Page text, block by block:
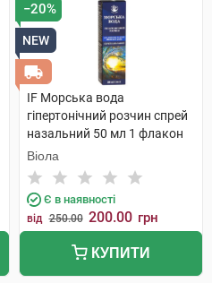
−20%
NEW
IF Морська вода
гіпертонічний розчин спрей
назальний 50 мл 1 флакон
Віола
Є в наявності
від 250.00 200.00 грн
КУПИТИ